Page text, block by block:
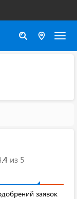
из 5
заявок